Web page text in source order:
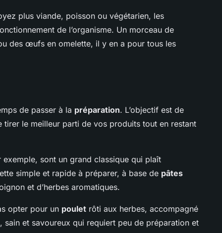
plus viande, poisson ou végétarien, les
de l’organisme. Un morceau de
des œufs en omelette, il y en a pour tous les
de passer à la préparation. L’objectif est de
le meilleur parti de vos produits tout en restant
sont un grand classique qui plaît
simple et rapide à préparer, à base de pâtes
et d’herbes aromatiques.
opter pour un poulet rôti aux herbes, accompagné
et savoureux qui requiert peu de préparation et